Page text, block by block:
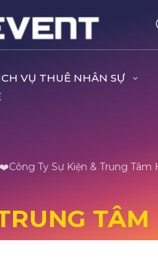
VỤ THUÊ NHÂN SỰ
Ty Sự Kiện & Trung Tâm
TÂM